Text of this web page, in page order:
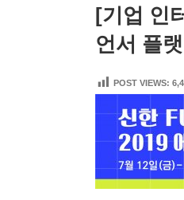
자
[기업 인
언서 플
POST VIEWS: